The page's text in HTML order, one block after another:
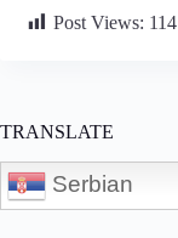
Post Views: 114
TRANSLATE
Serbian